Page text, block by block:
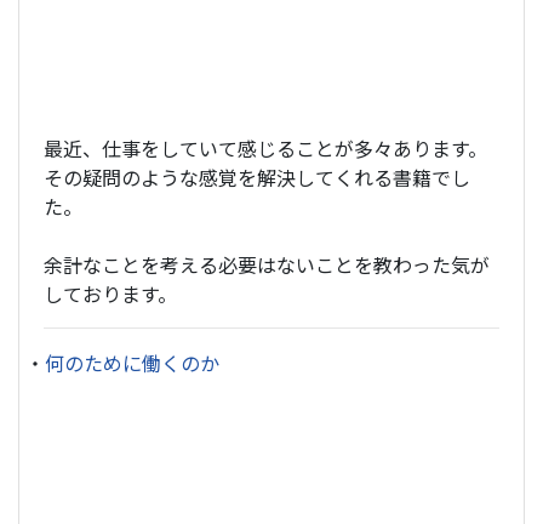
最近、仕事をしていて感じることが多々あります。
その疑問のような感覚を解決してくれる書籍でし
た。
余計なことを考える必要はないことを教わった気が
しております。
・ 何のために働くのか